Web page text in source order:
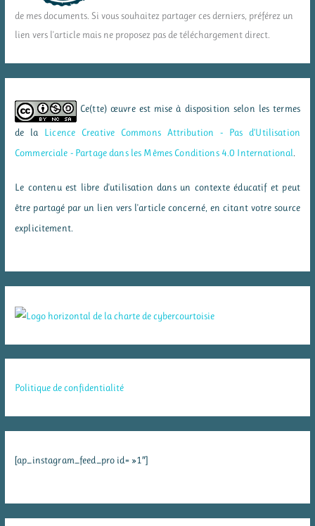
de mes documents. Si vous souhaitez partager ces derniers, préférez un
lien vers l'article mais ne proposez pas de téléchargement direct.
Ce(tte) œuvre est mise à disposition selon les termes
de la Licence Creative Commons Attribution - Pas d’Utilisation
Commerciale - Partage dans les Mêmes Conditions 4.0 International
Le contenu est libre d'utilisation dans un contexte éducatif et peut
être partagé par un lien vers l'article concerné, en citant votre source
explicitement.
Politique de confidentialité
[ap_instagram_feed_pro id= »1″]